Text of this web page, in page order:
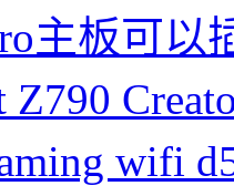
主板可以
Z790
wifi